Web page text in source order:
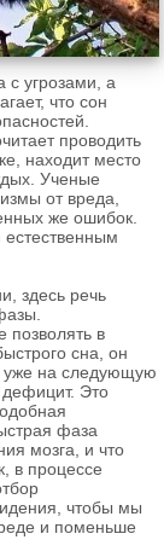
с угрозами, а
что сон
проводить
находит место
Ученые
от вреда,
же ошибок.
естественным
здесь речь
позволять в
сна, он
уже на следующую
Это
фаза
мозга, и что
в процессе
чтобы мы
и поменьше